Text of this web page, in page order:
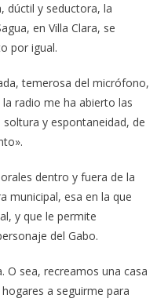
dúctil y seductora, la
en Villa Clara, se
por igual.
temerosa del micrófono,
radio me ha abierto las
y espontaneidad, de
dentro y fuera de la
municipal, esa en la que
y que le permite
del Gabo.
O sea, recreamos una casa
a seguirme para